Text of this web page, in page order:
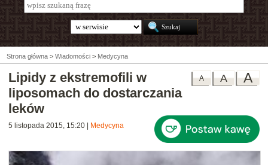
Strona główna > Wiadomości > Medycyna
A
A
A
Lipidy z ekstremofili w
liposomach do dostarczania
leków
5 listopada 2015, 15:20 Medycyna